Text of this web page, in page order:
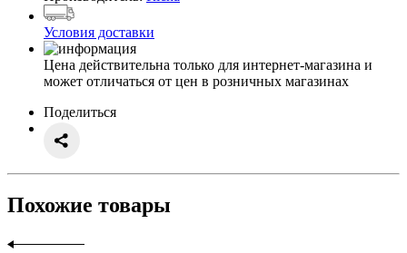
Условия доставки
Цена действительна только для интернет-магазина и
может отличаться от цен в розничных магазинах
Поделиться
Похожие товары